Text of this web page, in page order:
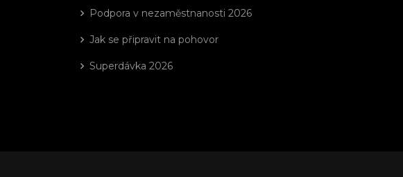
Podpora v nezaměstnanosti 2026
Jak se připravit na pohovor
Superdávka 2026